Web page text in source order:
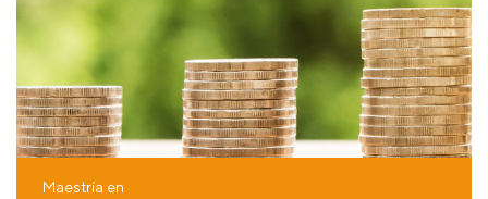
Maestría en